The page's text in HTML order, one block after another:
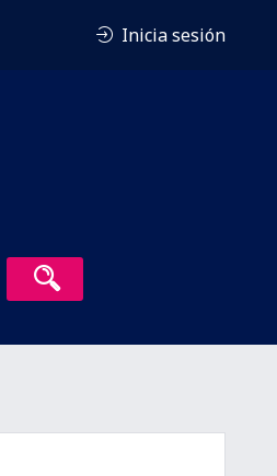
Inicia sesión